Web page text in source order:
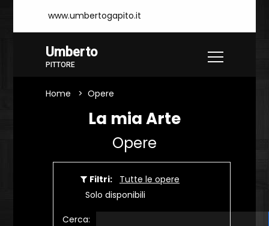
www.umbertogapito.it
Umberto
PITTORE
Home Opere
La mia Arte
Opere
Filtri:
Tutte le opere
Solo disponibili
Cerca: